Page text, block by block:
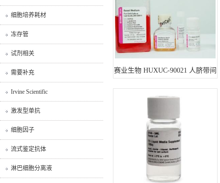
细胞培养耗材
冻存管
试剂相关
需要补充
Irvine Scientific
激发型单抗
细胞因子
流式鉴定抗体
淋巴细胞分离液
赛业生物 HUXUC-90021 人脐带间
200mL